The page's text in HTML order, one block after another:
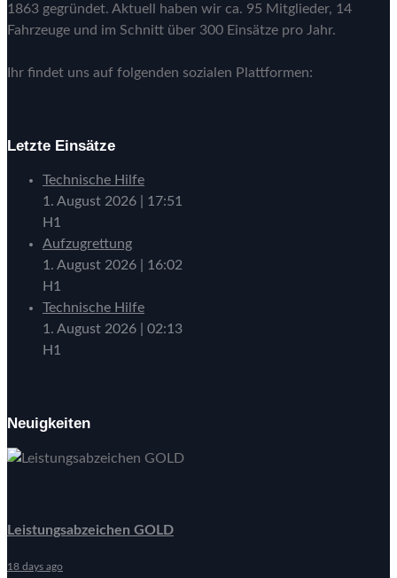
1863 gegründet. Aktuell haben wir ca. 95 Mitglieder, 14
Fahrzeuge und im Schnitt über 300 Einsätze pro Jahr.
Ihr findet uns auf folgenden sozialen Plattformen:
Letzte Einsätze
Technische Hilfe
1. August 2026
17:51
H1
Aufzugrettung
1. August 2026
16:02
H1
Technische Hilfe
1. August 2026
02:13
H1
Neuigkeiten
Leistungsabzeichen GOLD
18 days ago